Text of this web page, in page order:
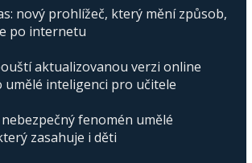
nový prohlížeč, který mění způsob,
po internetu
aktualizovanou verzi online
umělé inteligenci pro učitele
fenomén umělé
zasahuje i děti